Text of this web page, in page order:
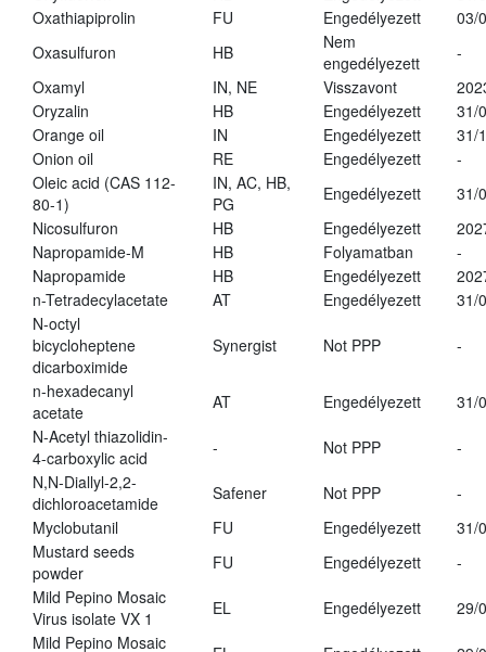
Oxathiapiprolin
FU Engedélyezett
03/
Oxasulfuron
HB
Nem
engedélyezett
-
Oxamyl
IN, NE Visszavont
Oryzalin
HB Engedélyezett
31/
Orange oil
IN Engedélyezett
31/
Onion oil
RE Engedélyezett
-
Oleic acid (CAS 112-
80-1)
IN, AC, HB,
PG
Engedélyezett
31/
Nicosulfuron
HB Engedélyezett
Napropamide-M
HB Folyamatban
-
Napropamide
HB Engedélyezett
n-Tetradecylacetate
AT Engedélyezett
31/
N-octyl
bicycloheptene
dicarboximide
Synergist Not PPP -
n-hexadecanyl
acetate
AT Engedélyezett
31/
N-Acetyl thiazolidin-
4-carboxylic acid
- Not PPP
-
N,N-Diallyl-2,2-
dichloroacetamide
Safener Not PPP
-
Myclobutanil
FU Engedélyezett
31/
Mustard seeds
powder
FU Engedélyezett
-
Mild Pepino Mosaic
Virus isolate VX 1
EL Engedélyezett
29/
Mild Pepino Mosaic